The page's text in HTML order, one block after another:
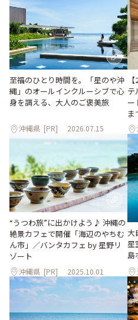
至福のひとり時間を。「星のや沖
縄」のオールインクルーシブで心
身を調える、大人のご褒美旅
沖縄県 [PR] 2026.07.15
テ
ー
ま
“うつわ旅”に出かけよう♪ 沖縄の
絶景カフェで開催「海辺のやちむ
ん市」／バンタカフェ by 星野リ
ゾート
沖縄県 [PR] 2025.10.01
大
星
島